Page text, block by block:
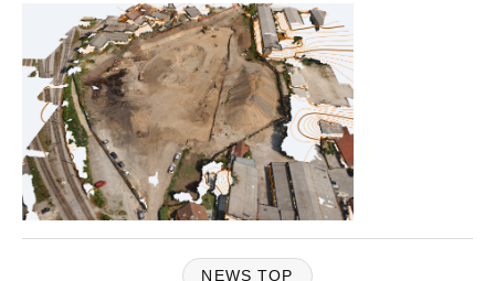
NEWS TOP